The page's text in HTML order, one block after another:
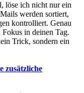
löse ich nicht nur ein
werden sortiert,
kontrolliert. Genau
in deinen Tag.
Trick, sondern ein
zusätzliche